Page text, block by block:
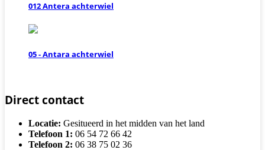
012 Antera achterwiel
05 - Antara achterwiel
Direct contact
Locatie: Gesitueerd in het midden van het land
Telefoon 1: 06 54 72 66 42
Telefoon 2: 06 38 75 02 36